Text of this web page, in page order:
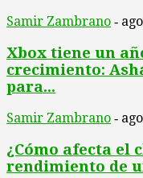
Samir Zambrano -
Xbox tiene un
crecimiento:
para...
Samir Zambrano -
¿Cómo afecta el
rendimiento de